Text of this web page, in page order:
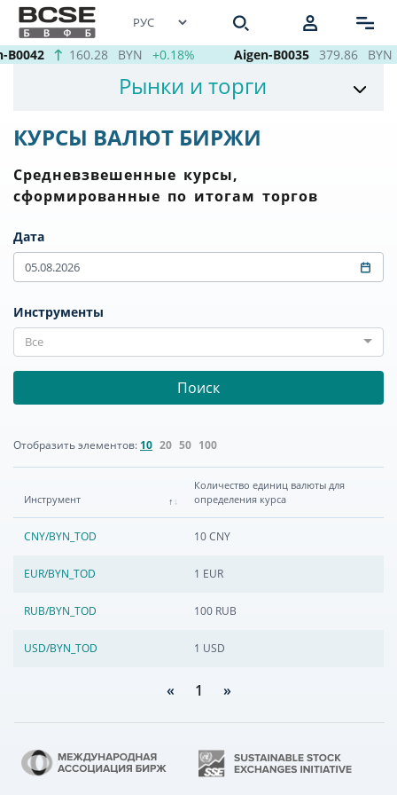
B0042 160.28 BYN +0.18% Aigen-B0035 379.86 BYN
Рынки и торги
КУРСЫ ВАЛЮТ БИРЖИ
Средневзвешенные курсы,
сформированные по итогам торгов
Дата
Инструменты
Все
Поиск
Отобразить элементов: 10 20 50 100
Инструмент
Количество единиц валюты для
определения курса
CNY/BYN_TOD 10 CNY
EUR/BYN_TOD 1 EUR
RUB/BYN_TOD 100 RUB
USD/BYN_TOD 1 USD
« 1 »